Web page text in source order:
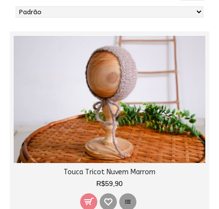
Touca Tricot Nuvem Marrom
R$59,90